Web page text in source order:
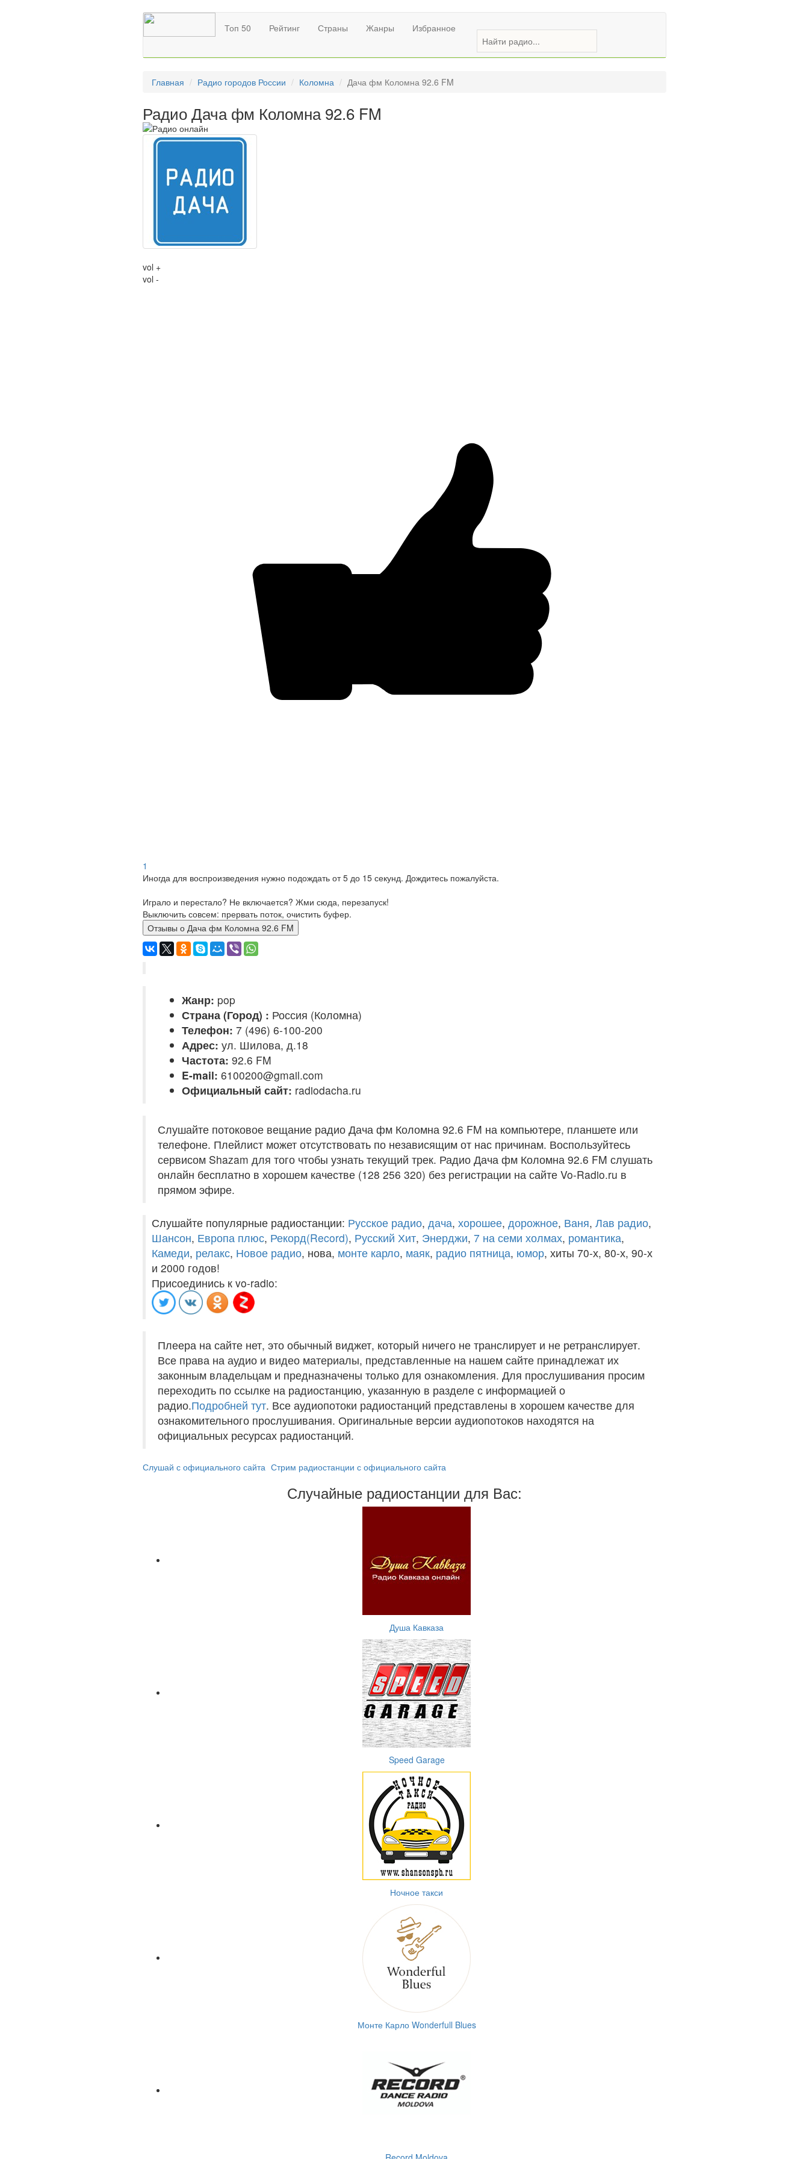
Топ 50 Рейтинг Страны Жанры Избранное
Главная Радио городов России Коломна Дача фм Коломна 92.6 FM
Радио Дача фм Коломна 92.6 FM
vol +
vol -
1
Иногда для воспроизведения нужно подождать от 5 до 15 секунд. Дождитесь пожалуйста.
Играло и перестало? Не включается? Жми сюда, перезапуск!
Выключить совсем: прервать поток, очистить буфер.
Отзывы о Дача фм Коломна 92.6 FM
Жанр: pop
Страна (Город) : Россия (Коломна)
Телефон: 7 (496) 6-100-200
Адрес: ул. Шилова, д.18
Частота: 92.6 FM
E-mail: 6100200@gmail.com
Официальный сайт: radiodacha.ru
Слушайте потоковое вещание радио Дача фм Коломна 92.6 FM на компьютере, планшете или
телефоне. Плейлист может отсутствовать по независящим от нас причинам. Воспользуйтесь
сервисом Shazam для того чтобы узнать текущий трек. Радио Дача фм Коломна 92.6 FM слушать
онлайн бесплатно в хорошем качестве (128 256 320) без регистрации на сайте Vo-Radio.ru в
прямом эфире.
Слушайте популярные радиостанции: Русское радио, дача, хорошее, дорожное, Ваня, Лав радио,
Шансон, Европа плюс, Рекорд(Record), Русский Хит, Энерджи, 7 на семи холмах, романтика,
Камеди, релакс, Новое радио, нова, монте карло, маяк, радио пятница, юмор, хиты 70-х, 80-х, 90-х
и 2000 годов!
Присоединись к vo-radio:
Плеера на сайте нет, это обычный виджет, который ничего не транслирует и не ретранслирует.
Все права на аудио и видео материалы, представленные на нашем сайте принадлежат их
законным владельцам и предназначены только для ознакомления. Для прослушивания просим
переходить по ссылке на радиостанцию, указанную в разделе с информацией о
радио.Подробней тут. Все аудиопотоки радиостанций представлены в хорошем качестве для
ознакомительного прослушивания. Оригинальные версии аудиопотоков находятся на
официальных ресурсах радиостанций.
Слушай с официального сайта Стрим радиостанции с официального сайта
Случайные радиостанции для Вас:
Душа Кавказа
Speed Garage
Ночное такси
Монте Карло Wonderfull Blues